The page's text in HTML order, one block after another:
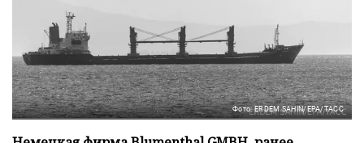
Фото: ERDEM SAHIN/EPA/ТАСС